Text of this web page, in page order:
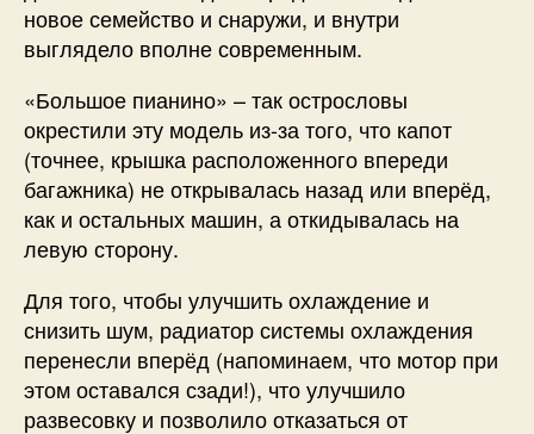
новое семейство и снаружи, и внутри
выглядело вполне современным.
«Большое пианино» – так острословы
окрестили эту модель из-за того, что капот
(точнее, крышка расположенного впереди
багажника) не открывалась назад или вперёд,
как и остальных машин, а откидывалась на
левую сторону.
Для того, чтобы улучшить охлаждение и
снизить шум, радиатор системы охлаждения
перенесли вперёд (напоминаем, что мотор при
этом оставался сзади!), что улучшило
развесовку и позволило отказаться от